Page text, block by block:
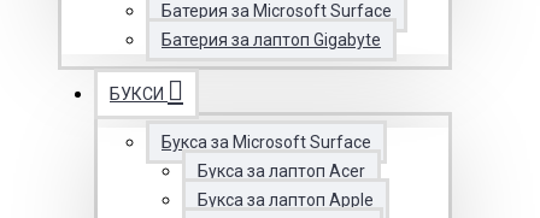
Батерия за Microsoft Surface
Батерия за лаптоп Gigabyte
БУКСИ
Букса за Microsoft Surface
Букса за лаптоп Acer
Букса за лаптоп Apple